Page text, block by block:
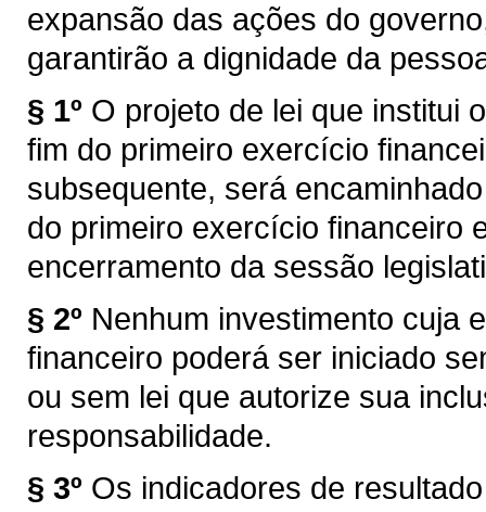
expansão das ações do
garantirão a dignidade da
§ 1º O projeto de lei que institui
fim do primeiro exercício
subsequente, será
do primeiro exercício financeiro
encerramento da sessão
§ 2º Nenhum investimento cuja
financeiro poderá ser iniciado
ou sem lei que autorize sua
responsabilidade.
§ 3º Os indicadores de